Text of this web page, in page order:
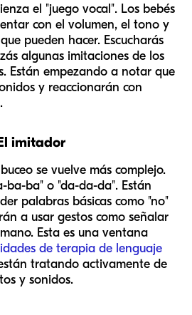
el "juego vocal". Los bebés
con el volumen, el tono y
pueden hacer. Escucharás
algunas imitaciones de los
Están empezando a notar que
y reaccionarán con
imitador
se vuelve más complejo.
ba-ba" o "da-da-da". Están
palabras básicas como "no"
a usar gestos como señalar
Esta es una ventana
de terapia de lenguaje
tratando activamente de
y sonidos.